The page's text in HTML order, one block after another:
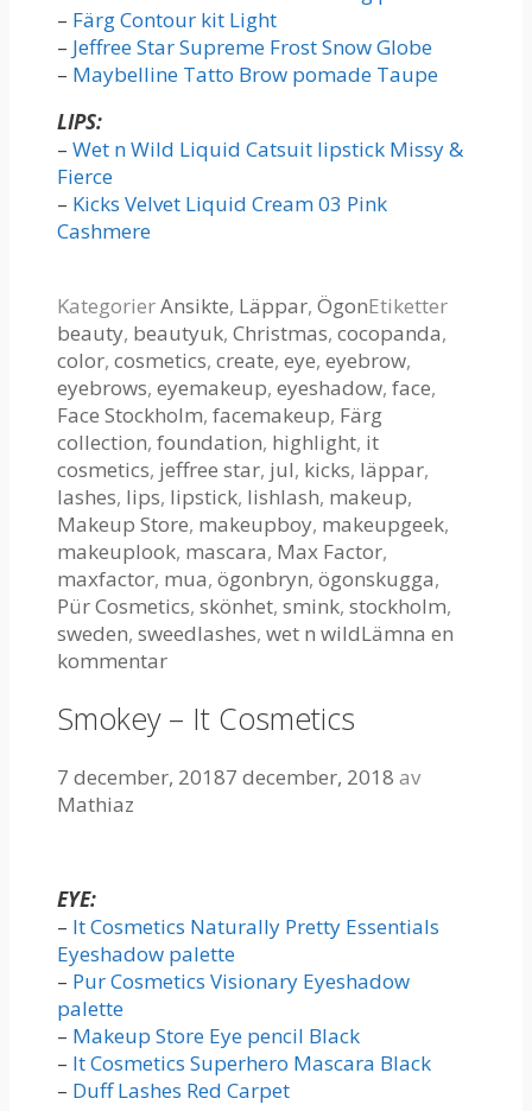
– Färg Contour kit Light
– Jeffree Star Supreme Frost Snow Globe
– Maybelline Tatto Brow pomade Taupe
LIPS:
– Wet n Wild Liquid Catsuit lipstick Missy &
Fierce
– Kicks Velvet Liquid Cream 03 Pink
Cashmere
KategorierAnsikte, Läppar, ÖgonEtiketter
beauty, beautyuk, Christmas, cocopanda,
color, cosmetics, create, eye, eyebrow,
eyebrows, eyemakeup, eyeshadow, face,
Face Stockholm, facemakeup, Färg
collection, foundation, highlight, it
cosmetics, jeffree star, jul, kicks, läppar,
lashes, lips, lipstick, lishlash, makeup,
Makeup Store, makeupboy, makeupgeek,
makeuplook, mascara, Max Factor,
maxfactor, mua, ögonbryn, ögonskugga,
Pür Cosmetics, skönhet, smink, stockholm,
sweden, sweedlashes, wet n wildLämna en
kommentar
Smokey – It Cosmetics
7 december, 20187 december, 2018 av
Mathiaz
EYE:
– It Cosmetics Naturally Pretty Essentials
Eyeshadow palette
– Pur Cosmetics Visionary Eyeshadow
palette
– Makeup Store Eye pencil Black
– It Cosmetics Superhero Mascara Black
– Duff Lashes Red Carpet